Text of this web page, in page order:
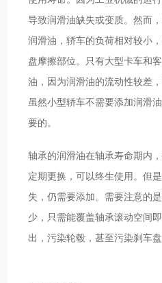
导致润滑油缺失或变质。然而
润滑油，轿车的负荷相对较小
盘摩擦部位。只有大型卡车和
油，因为润滑油的流动性较差
虽然小型轿车不需要添加润滑
要的。
轴承的润滑油在轴承寿命期内
定期更换，可以终生使用。但
失，仍需要添加。需要注意的
少，只需能覆盖轴承滚动空间
出，污染轮毂，甚至污染刹车